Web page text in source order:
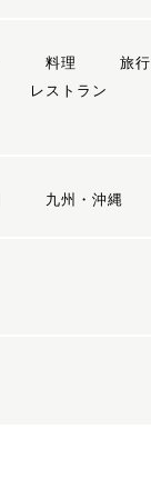
料理 旅行
レストラン
九州・沖縄